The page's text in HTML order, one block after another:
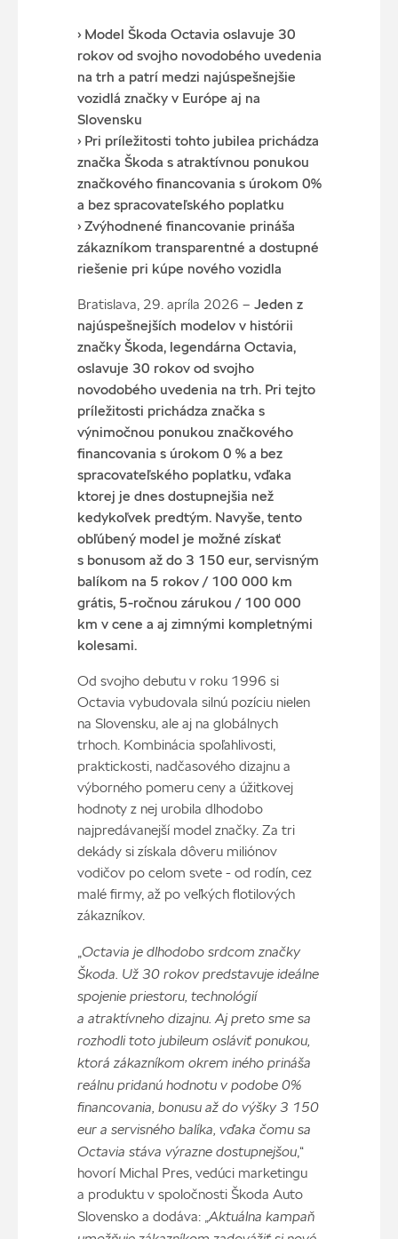
› Model Škoda Octavia oslavuje 30
rokov od svojho novodobého uvedenia
na trh a patrí medzi najúspešnejšie
vozidlá značky v Európe aj na
Slovensku
› Pri príležitosti tohto jubilea prichádza
značka Škoda s atraktívnou ponukou
značkového financovania s úrokom 0%
a bez spracovateľského poplatku
› Zvýhodnené financovanie prináša
zákazníkom transparentné a dostupné
riešenie pri kúpe nového vozidla
Bratislava, 29. apríla 2026 – Jeden z
najúspešnejších modelov v histórii
značky Škoda, legendárna Octavia,
oslavuje 30 rokov od svojho
novodobého uvedenia na trh. Pri tejto
príležitosti prichádza značka s
výnimočnou ponukou značkového
financovania s úrokom 0 % a bez
spracovateľského poplatku, vďaka
ktorej je dnes dostupnejšia než
kedykoľvek predtým. Navyše, tento
obľúbený model je možné získať
s bonusom až do 3 150 eur, servisným
balíkom na 5 rokov / 100 000 km
grátis, 5-ročnou zárukou / 100 000
km v cene a aj zimnými kompletnými
kolesami.
Od svojho debutu v roku 1996 si
Octavia vybudovala silnú pozíciu nielen
na Slovensku, ale aj na globálnych
trhoch. Kombinácia spoľahlivosti,
praktickosti, nadčasového dizajnu a
výborného pomeru ceny a úžitkovej
hodnoty z nej urobila dlhodobo
najpredávanejší model značky. Za tri
dekády si získala dôveru miliónov
vodičov po celom svete - od rodín, cez
malé firmy, až po veľkých flotilových
zákazníkov.
„Octavia je dlhodobo srdcom značky
Škoda. Už 30 rokov predstavuje ideálne
spojenie priestoru, technológií
a atraktívneho dizajnu. Aj preto sme sa
rozhodli toto jubileum osláviť ponukou,
ktorá zákazníkom okrem iného prináša
reálnu pridanú hodnotu v podobe 0%
financovania, bonusu až do výšky 3 150
eur a servisného balíka, vďaka čomu sa
Octavia stáva výrazne dostupnejšou,“
hovorí Michal Pres, vedúci marketingu
a produktu v spoločnosti Škoda Auto
Slovensko a dodáva: „Aktuálna kampaň